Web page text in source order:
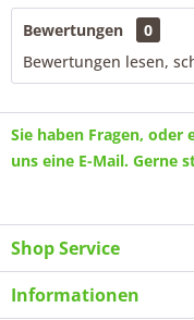
Bewertungen
0
Bewertungen lesen,
Sie haben Fragen, oder
uns eine E-Mail. Gerne
Shop Service
Informationen